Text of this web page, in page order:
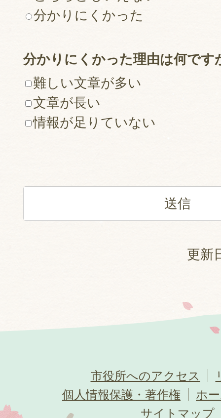
分かりにくかった
分かりにくかった理由は何です
難しい文章が多い
文章が長い
情報が足りていない
更新
市役所へのアクセス
個人情報保護・著作権
ホ
サイトマップ